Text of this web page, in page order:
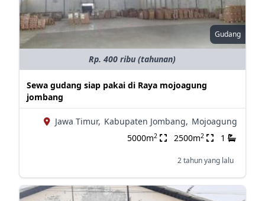
Gudang
Rp. 400 ribu (tahunan)
Sewa gudang siap pakai di Raya mojoagung
jombang
Jawa Timur, Kabupaten Jombang, Mojoagung
5000m2 2500m2 1
2 tahun yang lalu